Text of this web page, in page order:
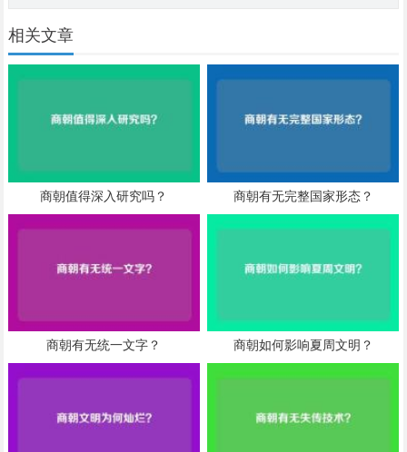
相关文章
商朝值得深入研究吗？ 商朝有无完整国家形态？
商朝有无统一文字？ 商朝如何影响夏周文明？